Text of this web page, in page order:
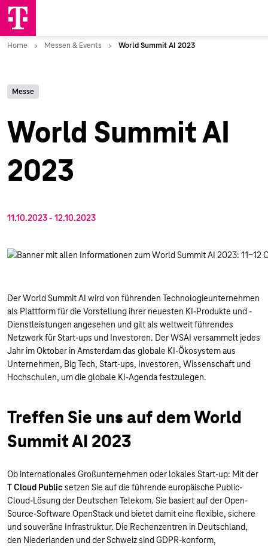
Messe
World Summit AI
2023
11.10.2023‐ 12.10.2023
Der World Summit AI wird von führenden Technologieunternehmen
als Plattform für die Vorstellung ihrer neuesten KI-Produkte und -
Dienstleistungen angesehen und gilt als weltweit führendes
Netzwerk für Start-ups und Investoren. Der WSAI versammelt jedes
Jahr im Oktober in Amsterdam das globale KI-Ökosystem aus
Unternehmen, Big Tech, Start-ups, Investoren, Wissenschaft und
Hochschulen, um die globale KI-Agenda festzulegen.
Treffen Sie uns auf dem World
Summit AI 2023
Ob internationales Großunternehmen oder lokales Start-up: Mit der
T Cloud Public setzen Sie auf die führende europäische Public-
Cloud-Lösung der Deutschen Telekom. Sie basiert auf der Open-
Source-Software OpenStack und bietet damit eine flexible, sichere
und souveräne Infrastruktur. Die Rechenzentren in Deutschland,
den Niederlanden und der Schweiz sind GDPR-konform,